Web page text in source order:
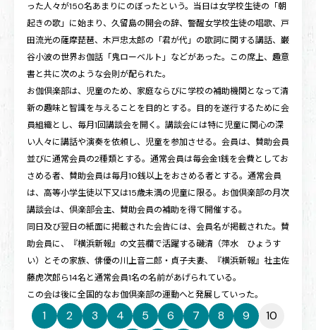
った人々が150名あまりにのぼったという。当日は女学校生徒の「朝
起きの歌」に始まり、久留島の開会の辞、警醒女学校生徒の唱歌、戸
田流光の薩摩琵琶、木戸忠太郎の「君が代」の歌詞に関する講話、巌
谷小波の世界お伽話「鬼ローベルト」などがあった。この席上、趣意
書と共に次のような会則が配られた。
お伽倶楽部は、児童のため、家庭ならびに学校の補助機関となって清
新の趣味と智識を与えることを目的とする。目的を遂行するために会
員組織とし、毎月1回講談会を開く。講談会には特に児童に関心の深
い人々に講話や演奏を依頼し、児童を参加させる。会員は、賛助会員
並びに通常会員の2種類とする。通常会員は毎会金1銭を会費としてお
さめる者、賛助会員は毎月10銭以上をおさめる者とする。通常会員
は、高等小学生徒以下又は15歳未満の児童に限る。お伽倶楽部の月次
講談会は、倶楽部会主、賛助会員の補助を得て開催する。
同日及び翌日の紙面に掲載された会告には、会員名が掲載された。賛
助会員に、『横浜新報』の文芸欄で活躍する磯清（萍水 ひょうす
い）とその家族、俳優の川上音二郎・貞子夫妻、『横浜新報』社主佐
藤虎次郎ら14名と通常会員1名の名前があげられている。
この会は後に全国的なお伽倶楽部の運動へと発展していった。
1 2 3 4 5 6 7 8 9
10